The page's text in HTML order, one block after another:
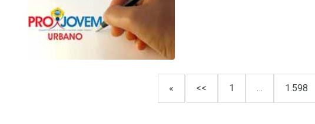
« << 1 … 1.598